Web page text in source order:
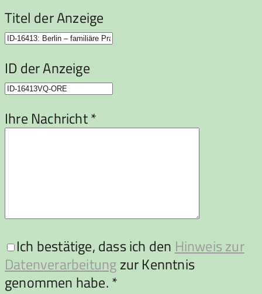
Titel der Anzeige
ID der Anzeige
Ihre Nachricht *
Ich bestätige, dass ich den Hinweis zur
Datenverarbeitungzur Kenntnis
genommen habe. *